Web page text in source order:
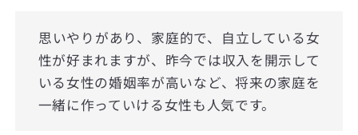
思いやりがあり、家庭的で、自立している女
性が好まれますが、昨今では収入を開示して
いる女性の婚姻率が高いなど、将来の家庭を
一緒に作っていける女性も人気です。